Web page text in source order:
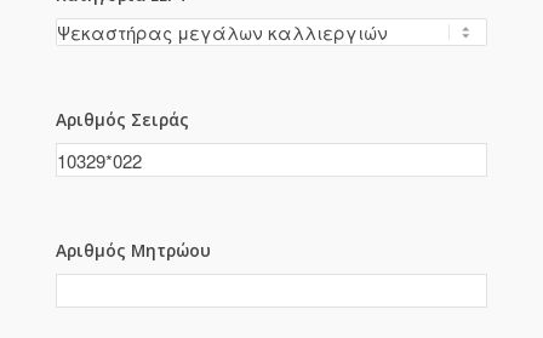
Αριθμός Σειράς
Αριθμός Μητρώου